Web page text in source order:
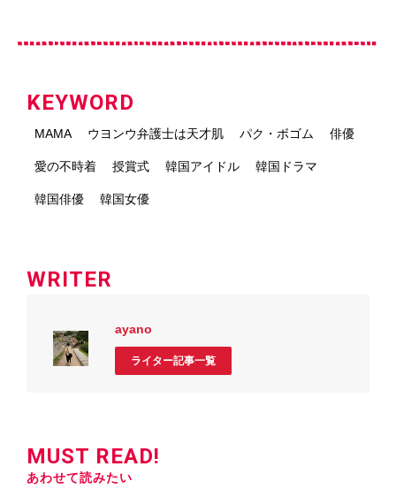
KEYWORD
MAMA ウヨンウ弁護士は天才肌 パク・ボゴム 俳優
愛の不時着 授賞式 韓国アイドル 韓国ドラマ
韓国俳優 韓国女優
WRITER
ayano
ライター記事一覧
MUST READ!
あわせて読みたい